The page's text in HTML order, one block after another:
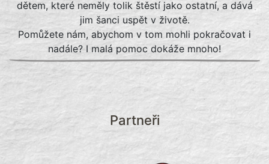
dětem, které neměly tolik štěstí jako ostatní, a dává
jim šanci uspět v životě.
Pomůžete nám, abychom v tom mohli pokračovat i
nadále? I malá pomoc dokáže mnoho!
Partneři